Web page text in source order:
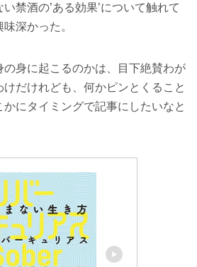
禁酒の’ある効果’について触れて
深かった。
の身に起こるのかは、目下絶賛わが
だけれども、何かピンとくること
にタイミングで記事にしたいなと